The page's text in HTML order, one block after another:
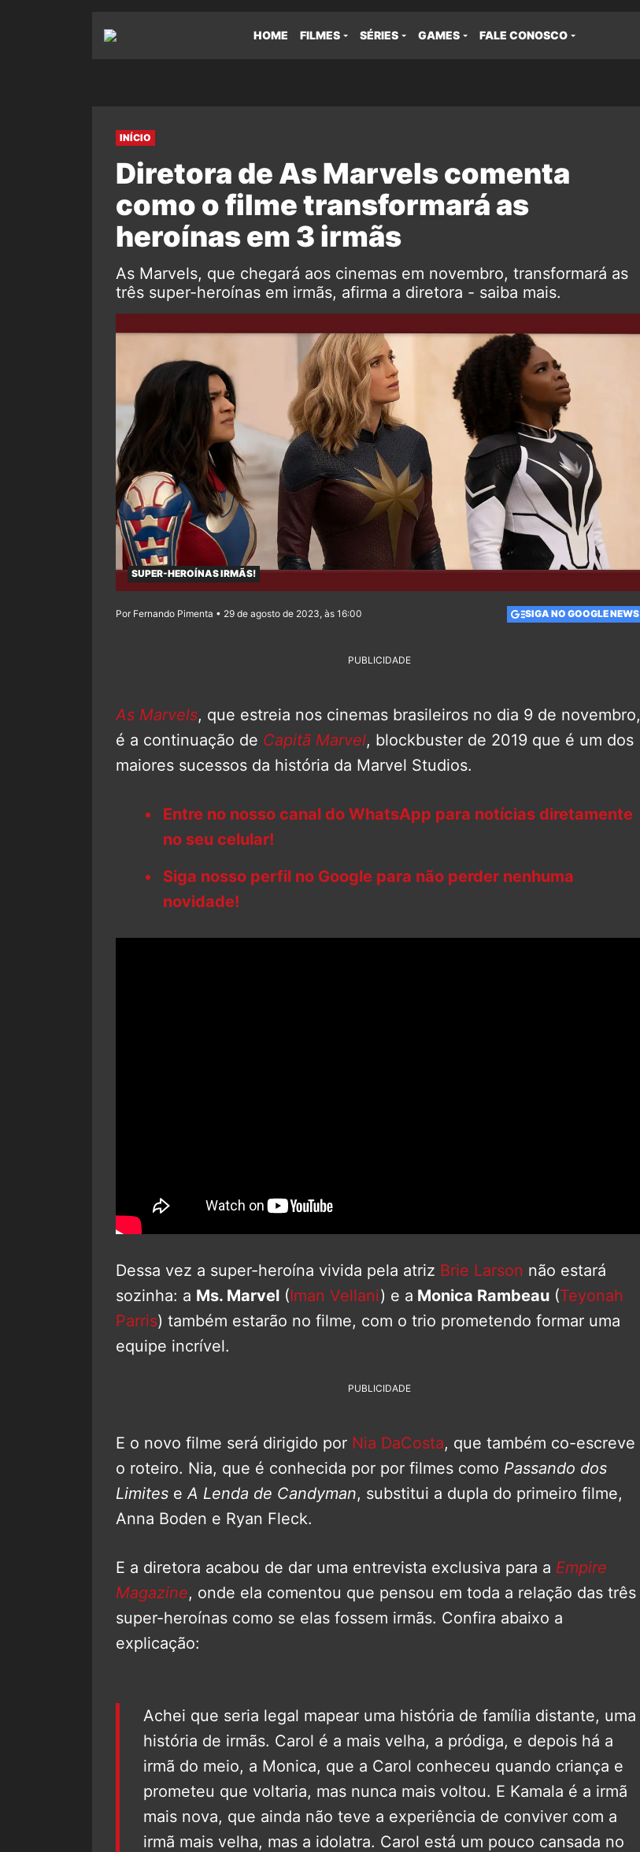
HOME FILMES SÉRIES GAMES FALE CONOSCO
INÍCIO
Diretora de As Marvels comenta
como o filme transformará as
heroínas em 3 irmãs
As Marvels, que chegará aos cinemas em novembro, transformará as
três super-heroínas em irmãs, afirma a diretora - saiba mais.
SUPER-HEROÍNAS IRMÃS!
Por Fernando Pimenta • 29 de agosto de 2023, às 16:00 SIGA NO GOOGLE NEWS
PUBLICIDADE
As Marvels, que estreia nos cinemas brasileiros no dia 9 de novembro,
é a continuação de Capitã Marvel, blockbuster de 2019 que é um dos
maiores sucessos da história da Marvel Studios.
Entre no nosso canal do WhatsApp para notícias diretamente
no seu celular!
Siga nosso perfil no Google para não perder nenhuma
novidade!
Dessa vez a super-heroína vivida pela atriz Brie Larson não estará
sozinha: a Ms. Marvel (Iman Vellani) e a Monica Rambeau (Teyonah
Parris) também estarão no filme, com o trio prometendo formar uma
equipe incrível.
PUBLICIDADE
E o novo filme será dirigido por Nia DaCosta, que também co-escreve
o roteiro. Nia, que é conhecida por por filmes como Passando dos
Limites e A Lenda de Candyman, substitui a dupla do primeiro filme,
Anna Boden e Ryan Fleck.
E a diretora acabou de dar uma entrevista exclusiva para a Empire
Magazine, onde ela comentou que pensou em toda a relação das três
super-heroínas como se elas fossem irmãs. Confira abaixo a
explicação:
Achei que seria legal mapear uma história de família distante, uma
história de irmãs. Carol é a mais velha, a pródiga, e depois há a
irmã do meio, a Monica, que a Carol conheceu quando criança e
prometeu que voltaria, mas nunca mais voltou. E Kamala é a irmã
mais nova, que ainda não teve a experiência de conviver com a
irmã mais velha, mas a idolatra. Carol está um pouco cansada no